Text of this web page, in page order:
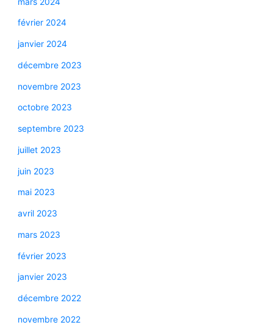
février 2024
janvier 2024
décembre 2023
novembre 2023
octobre 2023
septembre 2023
juillet 2023
juin 2023
mai 2023
avril 2023
mars 2023
février 2023
janvier 2023
décembre 2022
novembre 2022